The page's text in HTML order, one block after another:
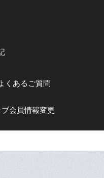
くあるご質問
会員情報変更